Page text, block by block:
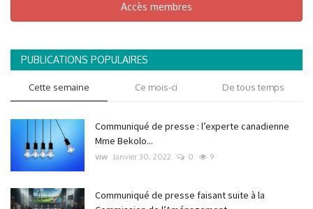
Accès membres
PUBLICATIONS POPULAIRES
Cette semaine Ce mois-ci De tous temps
Communiqué de presse : l’experte canadienne
Mme Bekolo...
viw Janvier 30, 2022 0 9
Communiqué de presse faisant suite à la